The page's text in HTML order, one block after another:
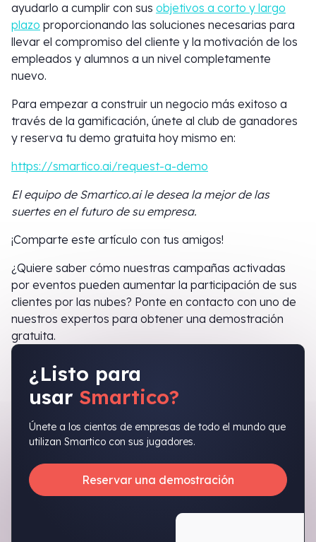
ayudarlo a cumplir con sus objetivos a corto y largo
plazo proporcionando las soluciones necesarias para
llevar el compromiso del cliente y la motivación de los
empleados y alumnos a un nivel completamente
nuevo.
Para empezar a construir un negocio más exitoso a
través de la gamificación, únete al club de ganadores
y reserva tu demo gratuita hoy mismo en:
https://smartico.ai/request-a-demo
El equipo de Smartico.ai le desea la mejor de las
suertes en el futuro de su empresa.
¡Comparte este artículo con tus amigos!
¿Quiere saber cómo nuestras campañas activadas
por eventos pueden aumentar la participación de sus
clientes por las nubes? Ponte en contacto con uno de
nuestros expertos para obtener una demostración
gratuita.
¿Listo para
usar Smartico?
Únete a los cientos de empresas de todo el mundo que
utilizan Smartico con sus jugadores.
Reservar una demostración